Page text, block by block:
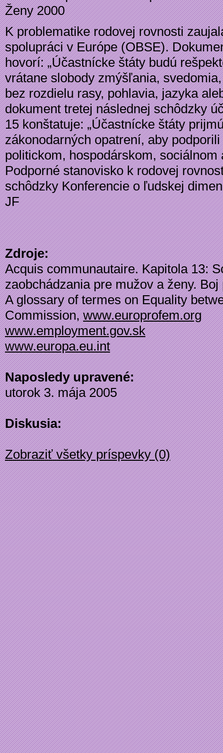
Ženy 2000
K problematike rodovej rovnosti
spolupráci v Európe (OBSE).
hovorí: „Účastnícke štáty budú
vrátane slobody zmýšľania,
bez rozdielu rasy, pohlavia, jazyka
dokument tretej následnej schôdzky
15 konštatuje: „Účastnícke štáty
zákonodarných opatrení, aby
politickom, hospodárskom, sociálnom
Podporné stanovisko k rodovej
schôdzky Konferencie o ľudskej
JF
Zdroje:
Acquis communautaire. Kapitola 13:
zaobchádzania pre mužov a ženy.
A glossary of termes on Equality
Commission,www.europrofem.org
www.employment.gov.sk
www.europa.eu.int
Naposledy upravené:
utorok 3. mája 2005
Diskusia:
Zobraziť všetky príspevky (0)